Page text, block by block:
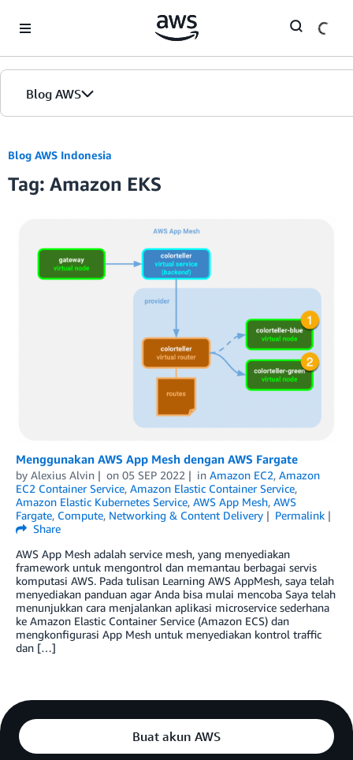
Blog AWS
Beranda
Edisi
Blog AWS Indonesia
Tag: Amazon EKS
Menggunakan AWS App Mesh dengan AWS Fargate
by Alexius Alvin on 05 SEP 2022 in Amazon EC2, Amazon
EC2 Container Service, Amazon Elastic Container Service,
Amazon Elastic Kubernetes Service, AWS App Mesh, AWS
Fargate, Compute, Networking & Content Delivery
Permalink
Share
AWS App Mesh adalah service mesh, yang menyediakan
framework untuk mengontrol dan memantau berbagai servis
komputasi AWS. Pada tulisan Learning AWS AppMesh, saya telah
menyediakan panduan agar Anda bisa mulai mencoba Saya telah
menunjukkan cara menjalankan aplikasi microservice sederhana
ke Amazon Elastic Container Service (Amazon ECS) dan
mengkonfigurasi App Mesh untuk menyediakan kontrol traffic
dan […]
Buat akun AWS